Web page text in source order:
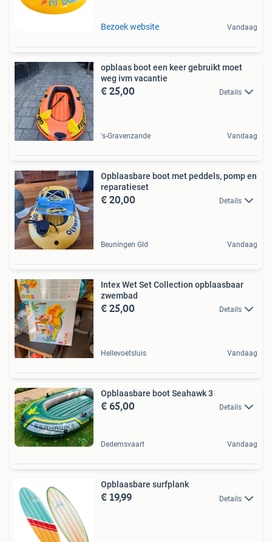
Bezoek website Vandaag
opblaas boot een keer gebruikt moet
weg ivm vacantie
€ 25,00 Details
's-Gravenzande Vandaag
Opblaasbare boot met peddels, pomp en
reparatieset
€ 20,00 Details
Beuningen Gld Vandaag
Intex Wet Set Collection opblaasbaar
zwembad
€ 25,00 Details
Hellevoetsluis Vandaag
Opblaasbare boot Seahawk 3
€ 65,00 Details
Dedemsvaart Vandaag
Opblaasbare surfplank
€ 19,99 Details